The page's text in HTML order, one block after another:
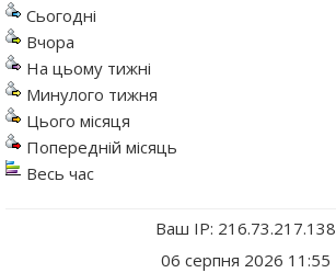
Сьогодні
Вчора
На цьому тижні
Минулого тижня
Цього місяця
Попередній місяць
Весь час
Ваш IP: 216.73.217.138
06 серпня 2026 11:55